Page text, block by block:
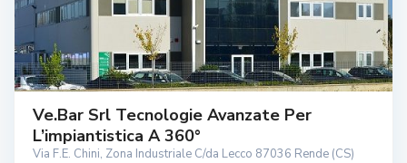
Ve.Bar Srl Tecnologie Avanzate Per
L’impiantistica A 360°
Via F.E. Chini, Zona Industriale C/da Lecco 87036 Rende (CS)